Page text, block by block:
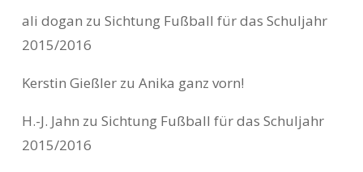
ali dogan zu Sichtung Fußball für das Schuljahr
2015/2016
Kerstin Gießlerzu Anika ganz vorn!
H.-J. Jahn zu Sichtung Fußball für das Schuljahr
2015/2016